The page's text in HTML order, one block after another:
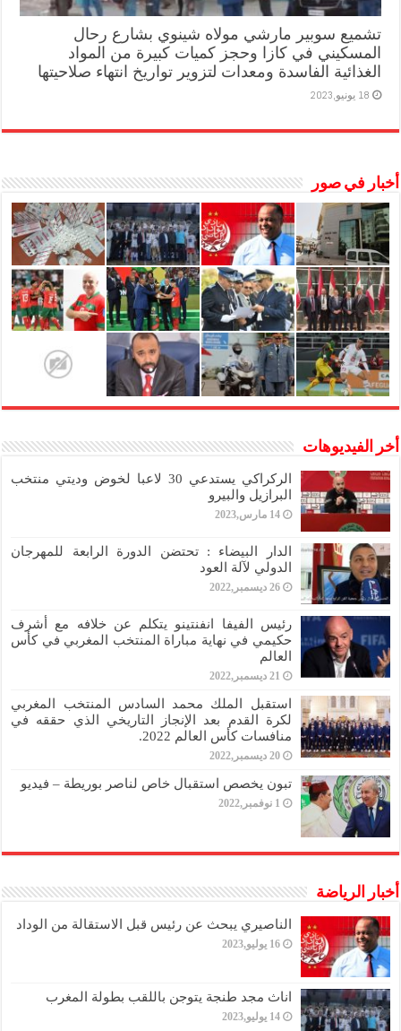
تشميع سوبير مارشي مولاه شينوي بشارع رحال
المسكيني في كازا وحجز كميات كبيرة من المواد
الغذائية الفاسدة ومعدات لتزوير تواريخ انتهاء صلاحيتها
18 يونيو,2023
أخبار في صور
أخر الفيديوهات
الركراكي يستدعي 30 لاعبا لخوض وديتي منتخب
البرازيل والبيرو
14 مارس,2023
الدار البيضاء : تحتضن الدورة الرابعة للمهرجان
الدولي لآلة العود
26 ديسمبر,2022
رئيس الفيفا انفنتينو يتكلم عن خلافه مع أشرف
حكيمي في نهاية مباراة المنتخب المغربي في كأس
العالم
21 ديسمبر,2022
استقبل الملك محمد السادس المنتخب المغربي
لكرة القدم بعد الإنجاز التاريخي الذي حققه في
منافسات كأس العالم 2022.
20 ديسمبر,2022
تبون يخصص استقبال خاص لناصر بوريطة – فيديو
1 نوفمبر,2022
أخبار الرياضة
الناصيري يبحث عن رئيس قبل الاستقالة من الوداد
16 يوليو,2023
اناث مجد طنجة يتوجن باللقب بطولة المغرب
14 يوليو,2023